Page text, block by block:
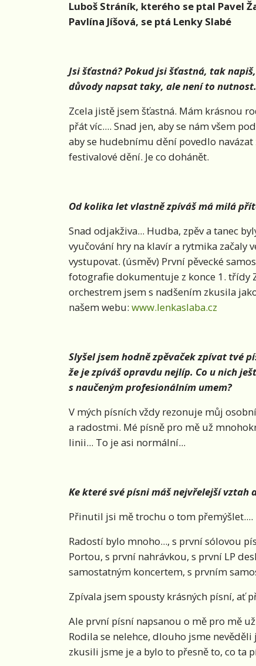
Luboš Stráník, kterého se ptal Pavel
Pavlína Jíšová, se ptá Lenky Slabé
Jsi šťastná? Pokud jsi šťastná, tak
důvody napsat taky, ale není to nutnost.
Zcela jistě jsem šťastná. Mám krásnou
přát víc.... Snad jen, aby se nám všem
aby se hudebnímu dění povedlo
festivalové dění. Je co dohánět.
Od kolika let vlastně zpíváš má milá
Snad odjakživa... Hudba, zpěv a tanec
vyučování hry na klavír a rytmika začaly
vystupovat. (úsměv) První pěvecké
fotografie dokumentuje z konce 1. třídy
orchestrem jsem s nadšením zkusila
našem webu: www.lenkaslaba.cz
Slyšel jsem hodně zpěvaček zpívat tvé
že je zpíváš opravdu nejlíp. Co u nich
s naučeným profesionálním umem?
V mých písních vždy rezonuje můj
a radostmi. Mé písně pro mě už
linii... To je asi normální...
Ke které své písni máš nejvřelejší vztah
Přinutil jsi mě trochu o tom přemýšlet....
Radostí bylo mnoho..., s první sólovou
Portou, s první nahrávkou, s první LP
samostatným koncertem, s prvním
Zpívala jsem spousty krásných písní, ať
Ale první písní napsanou o mě pro mě
Rodila se nelehce, dlouho jsme
zkusili jsme je a bylo to přesně to, co ta